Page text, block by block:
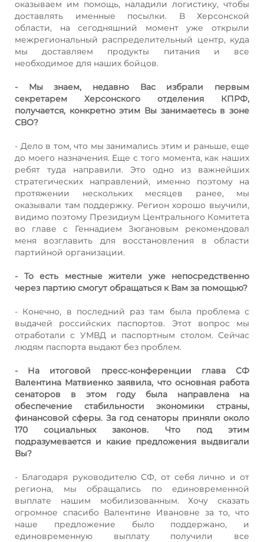
оказываем им помощь, наладили логистику, чтобы
доставлять именные посылки. В Херсонской
области, на сегодняшний момент уже открыли
межрегиональный распределительный центр, куда
мы доставляем продукты питания и все
необходимое для наших бойцов.
- Мы знаем, недавно Вас избрали первым
секретарем Херсонского отделения КПРФ,
получается, конкретно этим Вы занимаетесь в зоне
СВО?
- Дело в том, что мы занимались этим и раньше, еще
до моего назначения. Еще с того момента, как наших
ребят туда направили. Это одно из важнейших
стратегических направлений, именно поэтому на
протяжении нескольких месяцев ранее, мы
оказывали там поддержку. Регион хорошо выучили,
видимо поэтому Президиум Центрального Комитета
во главе с Геннадием Зюгановым рекомендовал
меня возглавить для восстановления в области
партийной организации.
- То есть местные жители уже непосредственно
через партию смогут обращаться к Вам за помощью?
- Конечно, в последний раз там была проблема с
выдачей российских паспортов. Этот вопрос мы
отработали с УМВД и паспортным столом. Сейчас
людям паспорта выдают без проблем.
- На итоговой пресс-конференции глава СФ
Валентина Матвиенко заявила, что основная работа
сенаторов в этом году была направлена на
обеспечение стабильности экономики страны,
финансовой сферы. За год сенаторы приняли около
170 социальных законов. Что под этим
подразумевается и какие предложения выдвигали
Вы?
- Благодаря руководителю СФ, от себя лично и от
региона, мы обращались по единовременной
выплате нашим мобилизованным. Хочу сказать
огромное спасибо Валентине Ивановне за то, что
наше предложение было поддержано, и
единовременную выплату получили все